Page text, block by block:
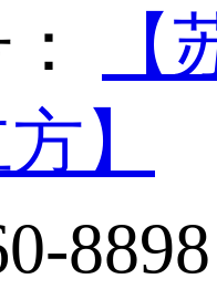
】
8898